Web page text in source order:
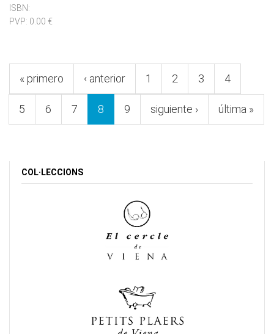
ISBN:
PVP: 0.00 €
Pàgines
« primero ‹ anterior 1 2 3 4
5 6 7 8 9 siguiente › última »
COL·LECCIONS